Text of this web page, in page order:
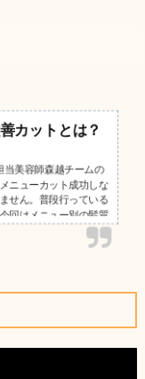
カットとは？
美容師森越チームの
ニューカット成功しな
せん。普段行っている
回はメニュー別の髪質